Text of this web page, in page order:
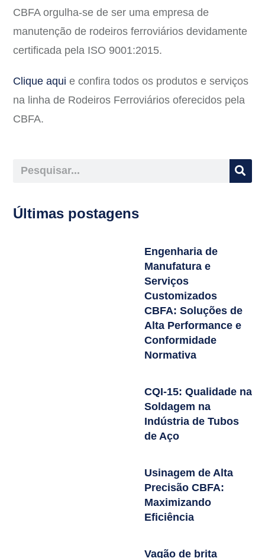
CBFA orgulha-se de ser uma empresa de
manutenção de rodeiros ferroviários devidamente
certificada pela ISO 9001:2015.
Clique aqui e confira todos os produtos e serviços
na linha de Rodeiros Ferroviários oferecidos pela
CBFA.
Últimas postagens
Engenharia de
Manufatura e
Serviços
Customizados
CBFA: Soluções de
Alta Performance e
Conformidade
Normativa
CQI-15: Qualidade na
Soldagem na
Indústria de Tubos
de Aço
Usinagem de Alta
Precisão CBFA:
Maximizando
Eficiência
Vagão de brita